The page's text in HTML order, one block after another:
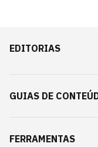
EDITORIAS
GUIAS DE
FERRAMENTAS